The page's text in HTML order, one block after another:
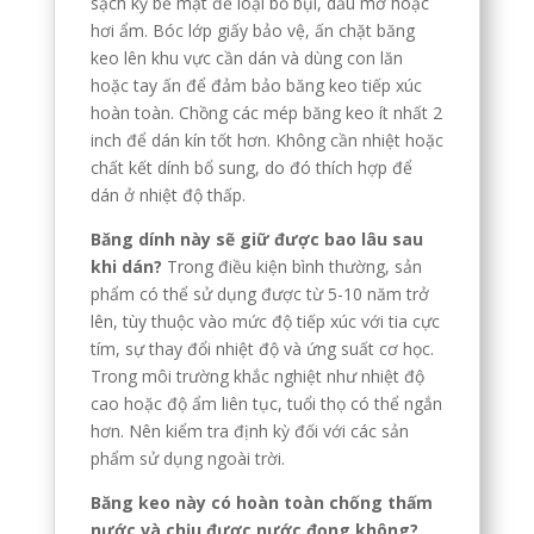
hơi ẩm. Bóc lớp giấy bảo vệ, ấn chặt băng
keo lên khu vực cần dán và dùng con lăn
hoặc tay ấn để đảm bảo băng keo tiếp xúc
hoàn toàn. Chồng các mép băng keo ít nhất 2
inch để dán kín tốt hơn. Không cần nhiệt hoặc
chất kết dính bổ sung, do đó thích hợp để
dán ở nhiệt độ thấp.
Băng dính này sẽ giữ được bao lâu sau
khi dán? Trong điều kiện bình thường, sản
phẩm có thể sử dụng được từ 5-10 năm trở
lên, tùy thuộc vào mức độ tiếp xúc với tia cực
tím, sự thay đổi nhiệt độ và ứng suất cơ học.
Trong môi trường khắc nghiệt như nhiệt độ
cao hoặc độ ẩm liên tục, tuổi thọ có thể ngắn
hơn. Nên kiểm tra định kỳ đối với các sản
phẩm sử dụng ngoài trời.
Băng keo này có hoàn toàn chống thấm
nước và chịu được nước đọng không?